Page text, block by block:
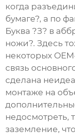
когда
бумаге?, а по
Буква ?З? в
ножи?. Здесь
некоторых
связь
сделана
монтаже на
недосмотреть,
заземление,